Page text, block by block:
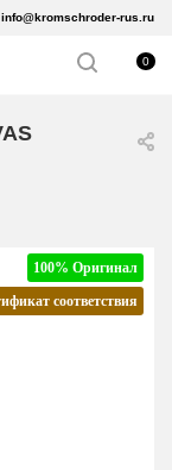
info@kromschroder-rus.ru
0
100% Оригинал
соответствия